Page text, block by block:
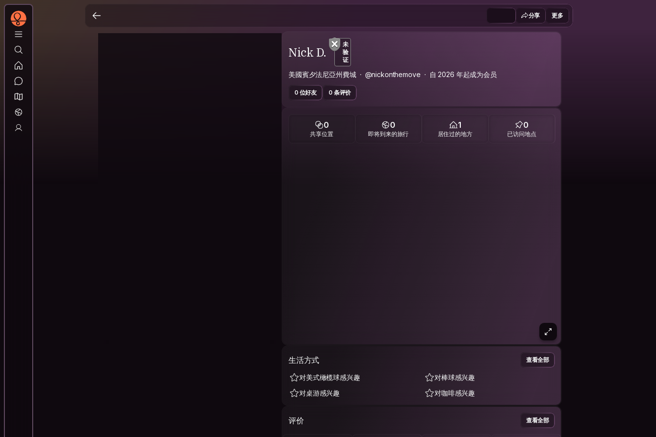
分享 更多
Nick D.
未
验
证
美國賓夕法尼亞州費城 @nickonthemove 自 2026 年起成为会员
0 位好友 0 条评价
0
共享位置
0
即将到来的旅行
1
居住过的地方
0
已访问地点
生活方式 查看全部
对美式橄榄球感兴趣
对棒球感兴趣
对桌游感兴趣
对咖啡感兴趣
评价 查看全部